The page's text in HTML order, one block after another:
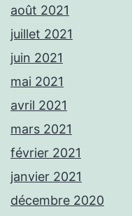
août 2021
juillet 2021
juin 2021
mai 2021
avril 2021
mars 2021
février 2021
janvier 2021
décembre 2020